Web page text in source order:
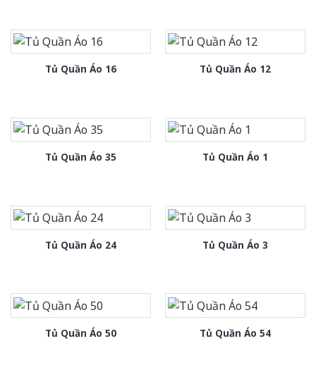
Tủ Quần Áo 16 Tủ Quần Áo 12
Tủ Quần Áo 35 Tủ Quần Áo 1
Tủ Quần Áo 24 Tủ Quần Áo 3
Tủ Quần Áo 50 Tủ Quần Áo 54